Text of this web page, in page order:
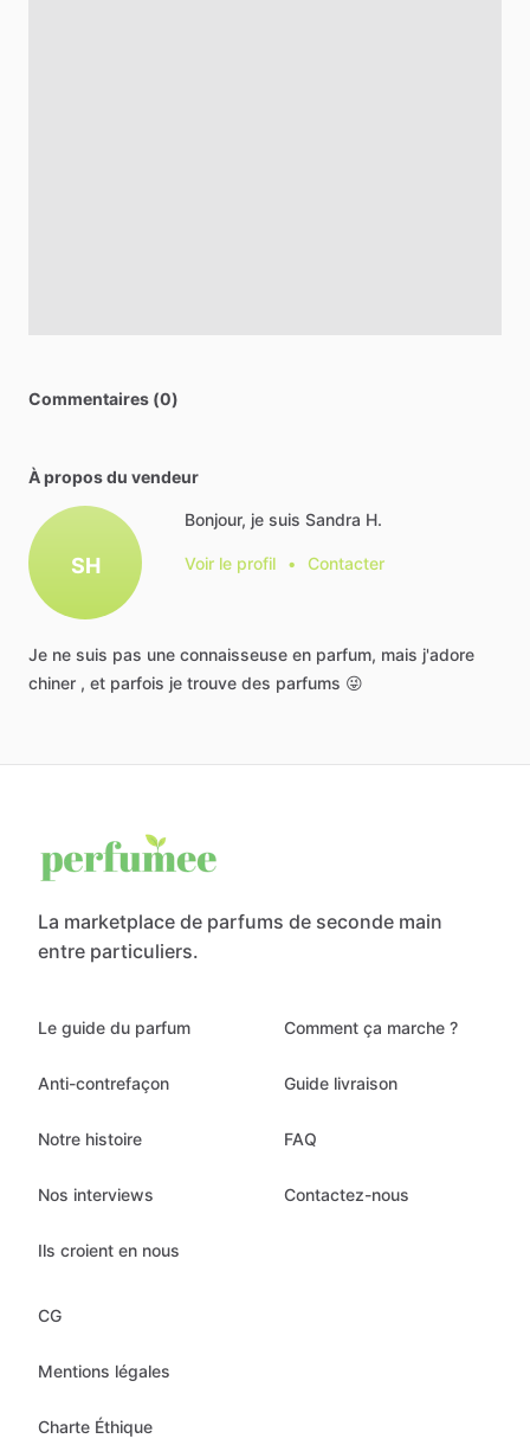
Commentaires (0)
À propos du vendeur
SH
Bonjour, je suis Sandra H.
Voir le profil • Contacter
Je ne suis pas une connaisseuse en parfum, mais j'adore
chiner , et parfois je trouve des parfums 😜
La marketplace de parfums de seconde main
entre particuliers.
Le guide du parfum
Anti-contrefaçon
Notre histoire
Nos interviews
Ils croient en nous
Comment ça marche ?
Guide livraison
FAQ
Contactez-nous
CG
Mentions légales
Charte Éthique